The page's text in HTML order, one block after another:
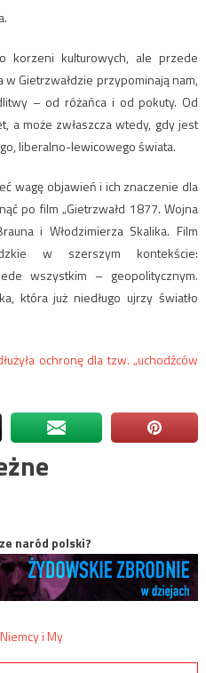
korzeni kulturowych, ale przede
Gietrzwałdzie przypominają nam,
– od różańca i od pokuty. Od
a może zwłaszcza wtedy, gdy jest
liberalno-lewicowego świata.
wagę objawień i ich znaczenie dla
po film „Gietrzwałd 1877. Wojna
i Włodzimierza Skalika. Film
w szerszym kontekście:
wszystkim – geopolitycznym.
która już niedługo ujrzy światło
ochronę dla tzw. „uchodźców
naród polski?